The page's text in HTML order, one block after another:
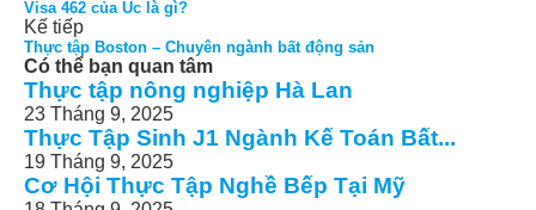
Visa 462 của Úc là gì?
Kế tiếp
Thực tập Boston – Chuyên ngành bất động sản
Có thể bạn quan tâm
Thực tập nông nghiệp Hà Lan
23 Tháng 9, 2025
Thực Tập Sinh J1 Ngành Kế Toán Bất...
19 Tháng 9, 2025
Cơ Hội Thực Tập Nghề Bếp Tại Mỹ